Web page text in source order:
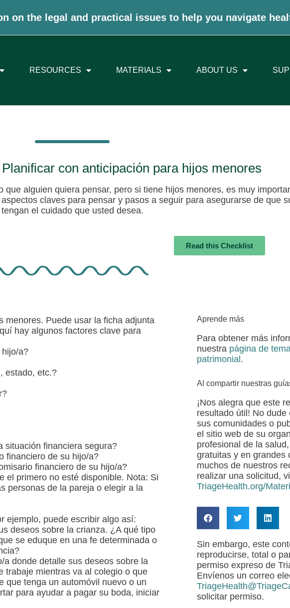
on the legal and practical issues to help you navigate
RESOURCES MATERIALS ABOUT US
con anticipación para hijos menores
alguien quiera pensar, pero si tiene hijos menores, es muy
claves para pensar y pasos a seguir para asegurarse de que
tengan el cuidado que usted desea.
Read this Checklist
menores. Puede usar la ficha adjunta
hay algunos factores clave para
a?
estado, etc.?
situación financiera segura?
financiero de su hijo/a?
financiero de su hijo/a?
el primero no esté disponible. Nota: Si
personas de la pareja o elegir a la
ejemplo, puede escribir algo así:
deseos sobre la crianza. ¿A qué tipo
se eduque en una fe determinada o
donde detalle sus deseos sobre la
trabaje mientras va al colegio o que
que tenga un automóvil nuevo o un
para ayudar a pagar su boda, iniciar
Aprende más
Para obtener más
nuestra página de
patrimonial .
Al compartir nuestras
¡Nos alegra que este
resultado útil! No dude
sus comunidades o
el sitio web de su
profesional de la
gratuitas y en grandes
muchos de nuestros
realizar una solicitud,
TriageHealth.org/
Sin embargo, este
reproducirse, total o
permiso expreso de
Envíenos un correo
solicitar permiso.